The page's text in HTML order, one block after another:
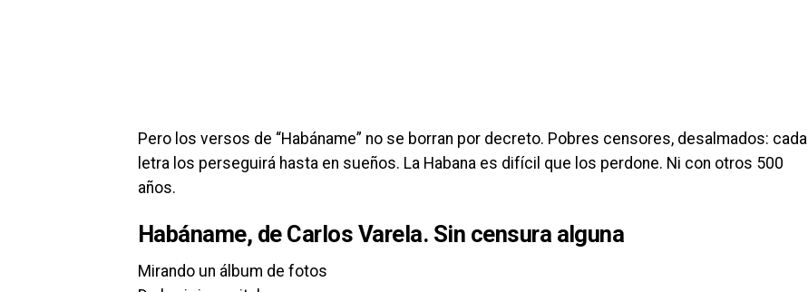
Pero los versos de “Habáname” no se borran por decreto. Pobres censores, desalmados: cada
letra los perseguirá hasta en sueños. La Habana es difícil que los perdone. Ni con otros 500
años.
Habáname, de Carlos Varela. Sin censura alguna
Mirando un álbum de fotos